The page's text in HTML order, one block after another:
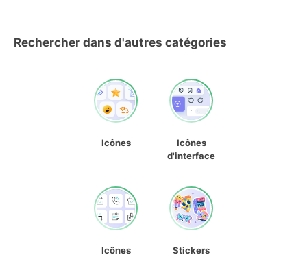
Rechercher dans d'autres catégories
Icônes
Icônes
d'interface
Icônes
Stickers